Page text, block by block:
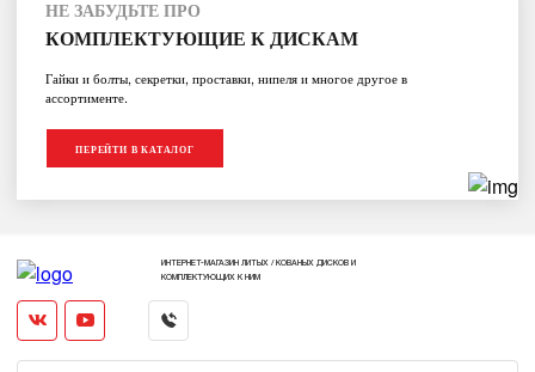
НЕ ЗАБУДЬТЕ ПРО
КОМПЛЕКТУЮЩИЕ К ДИСКАМ
Гайки и болты, секретки, проставки, нипеля и многое другое в
ассортименте.
ПЕРЕЙТИ В КАТАЛОГ
ИНТЕРНЕТ-МАГАЗИН ЛИТЫХ / КОВАНЫХ ДИСКОВ И
КОМПЛЕКТУЮЩИХ К НИМ